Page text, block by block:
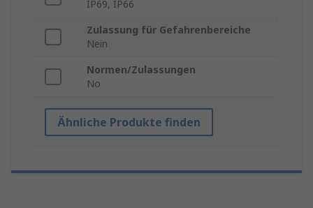
IP69, IP66
Zulassung für Gefahrenbereiche
Nein
Normen/Zulassungen
No
Ähnliche Produkte finden